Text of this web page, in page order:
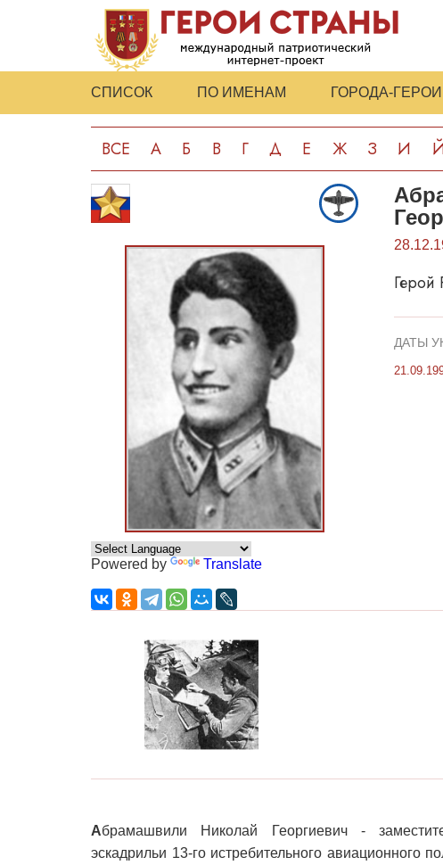
СПИСОК ПО ИМЕНАМ ГОРОДА-ГЕРОИ
ВСЕ А Б В Г Д Е Ж З И
Powered by Translate
ДАТЫ
Абрамашвили Николай Георгиевич -
эскадрильи 13-го истребительного авиационного